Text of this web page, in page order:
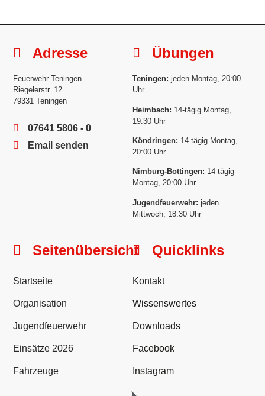
Adresse
Feuerwehr Teningen
Riegelerstr. 12
79331 Teningen
07641 5806 - 0
Email senden
Übungen
Teningen: jeden Montag, 20:00
Uhr
Heimbach: 14-tägig Montag,
19:30 Uhr
Köndringen: 14-tägig Montag,
20:00 Uhr
Nimburg-Bottingen: 14-tägig
Montag, 20:00 Uhr
Jugendfeuerwehr: jeden
Mittwoch, 18:30 Uhr
Seitenübersicht
Startseite
Organisation
Jugendfeuerwehr
Einsätze 2026
Fahrzeuge
Quicklinks
Kontakt
Wissenswertes
Downloads
Facebook
Instagram